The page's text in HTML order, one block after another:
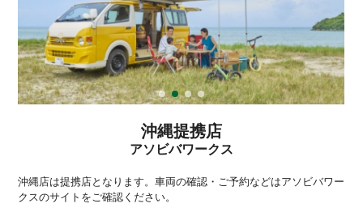
沖縄提携店
アソビバワークス
沖縄店は提携店となります。車両の確認・ご予約などはアソビバワー
クスのサイトをご確認ください。